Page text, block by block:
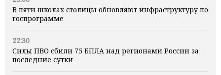
В пяти школах столицы обновляют инфраструктуру по
госпрограмме
22:30
Силы ПВО сбили 75 БПЛА над регионами России за
последние сутки